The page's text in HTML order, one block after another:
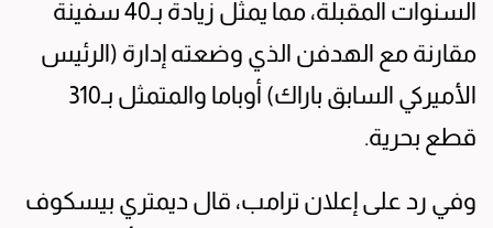
السنوات المقبلة، مما يمثل زيادة بـ40 سفينة
مقارنة مع الهدفن الذي وضعته إدارة (الرئيس
الأميركي السابق باراك) أوباما والمتمثل بـ310
قطع بحرية.
وفي رد على إعلان ترامب، قال ديمتري بيسكوف